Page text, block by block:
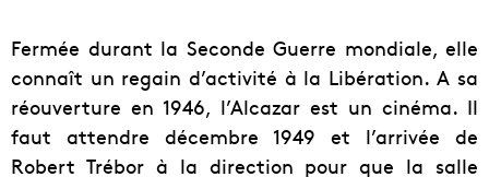
Fermée durant la Seconde Guerre mondiale, elle
connaît un regain d’activité à la Libération. A sa
réouverture en 1946, l’Alcazar est un cinéma. Il
faut attendre décembre 1949 et l’arrivée de
Robert Trébor à la direction pour que la salle